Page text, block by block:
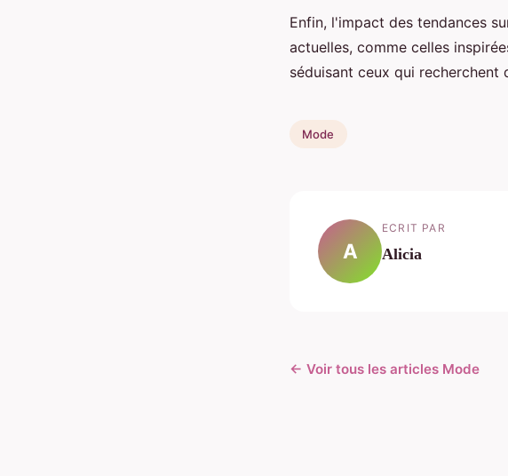
Enfin, l'impact des tendances
actuelles, comme celles
séduisant ceux qui
Mode
A
ECRIT PAR
Alicia
← Voir tous les articles Mode